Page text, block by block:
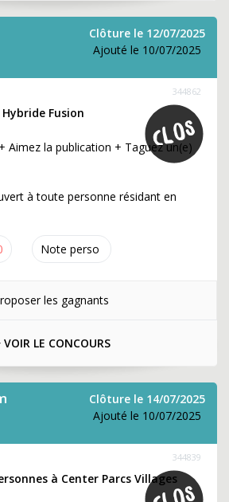
Clôture le 12/07/2025
Ajouté le 10/07/2025
Note perso
344862
Fusion
Aimez la publication + Taguez un(e)
à toute personne résidant en
les gagnants
VOIR LE CONCOURS
Clôture le 14/07/2025
Ajouté le 10/07/2025
344839
à Center Parcs Villages